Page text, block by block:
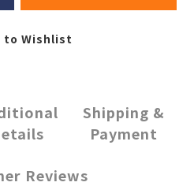
to Wishlist
Shipping &
Payment
Reviews